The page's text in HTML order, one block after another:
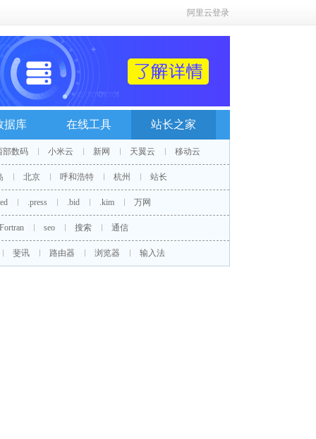
阿里云登录
据库 在线工具 站长之家
部数码 小米云 新网 天翼云 移动云
北京 呼和浩特 杭州 站长
.press .bid .kim 万网
Fortran seo 搜索 通信
斐讯 路由器 浏览器 输入法